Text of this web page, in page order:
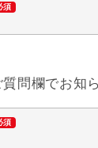
問欄でお知